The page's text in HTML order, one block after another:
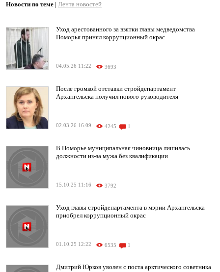
Новости по теме | Лента новостей
Уход арестованного за взятки главы медведомства
Поморья принял коррупционный окрас
04.05.26 11:22 3693
После громкой отставки стройдепартамент
Архангельска получил нового руководителя
02.03.26 16:09 4245 1
В Поморье муниципальная чиновница лишилась
должности из-за мужа без квалификации
15.10.25 11:16 3792
Уход главы стройдепартамента в мэрии Архангельска
приобрел коррупционный окрас
01.10.25 12:22 6535 1
Дмитрий Юрков уволен с поста арктического советника